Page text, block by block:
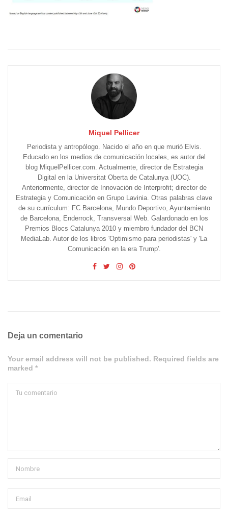
Miquel Pellicer
Periodista y antropólogo. Nacido el año en que murió Elvis.
Educado en los medios de comunicación locales, es autor del
blog MiquelPellicer.com. Actualmente, director de Estrategia
Digital en la Universitat Oberta de Catalunya (UOC).
Anteriormente, director de Innovación de Interprofit; director de
Estrategia y Comunicación en Grupo Lavinia. Otras palabras clave
de su currículum: FC Barcelona, Mundo Deportivo, Ayuntamiento
de Barcelona, Enderrock, Transversal Web. Galardonado en los
Premios Blocs Catalunya 2010 y miembro fundador del BCN
MediaLab. Autor de los libros 'Optimismo para periodistas' y 'La
Comunicación en la era Trump'.
Deja un comentario
Your email address will not be published. Required fields are
marked *